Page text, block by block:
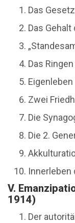
Das
Das
Das
Zwei
Die
Die 2.
Innerleben
V.
1914)
Der